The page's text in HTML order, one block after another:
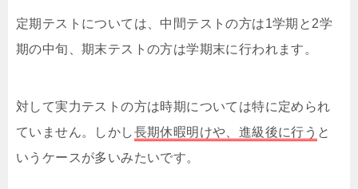
定期テストについては、中間テストの方は1学期と2学
期の中旬、期末テストの方は学期末に行われます。
対して実力テストの方は時期については特に定められ
ていません。しかし長期休暇明けや、進級後に行う と
いうケースが多いみたいです。